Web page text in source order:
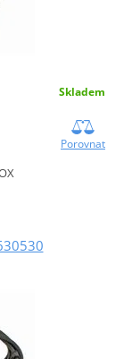
Skladem
Porovnat